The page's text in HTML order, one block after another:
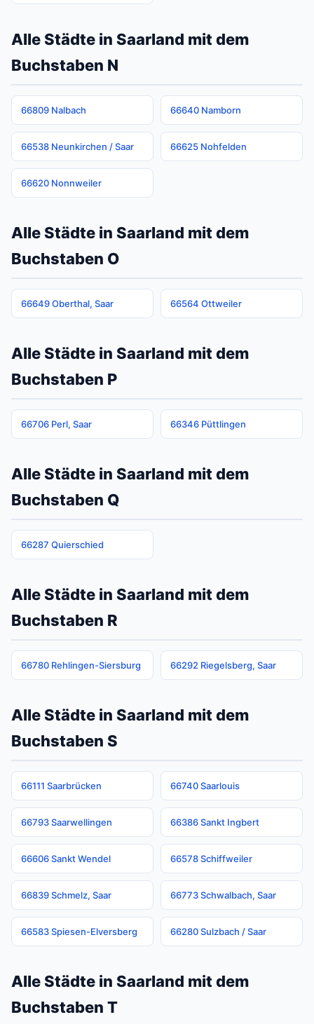
Alle Städte in Saarland mit dem
Buchstaben N
66809 Nalbach 66640 Namborn
66538 Neunkirchen / Saar 66625 Nohfelden
66620 Nonnweiler
Alle Städte in Saarland mit dem
Buchstaben O
66649 Oberthal, Saar 66564 Ottweiler
Alle Städte in Saarland mit dem
Buchstaben P
66706 Perl, Saar 66346 Püttlingen
Alle Städte in Saarland mit dem
Buchstaben Q
66287 Quierschied
Alle Städte in Saarland mit dem
Buchstaben R
66780 Rehlingen-Siersburg 66292 Riegelsberg, Saar
Alle Städte in Saarland mit dem
Buchstaben S
66111 Saarbrücken 66740 Saarlouis
66793 Saarwellingen 66386 Sankt Ingbert
66606 Sankt Wendel 66578 Schiffweiler
66839 Schmelz, Saar 66773 Schwalbach, Saar
66583 Spiesen-Elversberg 66280 Sulzbach / Saar
Alle Städte in Saarland mit dem
Buchstaben T